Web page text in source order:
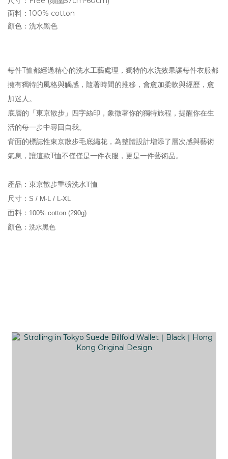
面料：100% cotton
顏色：洗水黑色
每件T恤都經過精心的洗水工藝處理，獨特的水洗效果讓每件衣服都
擁有獨特的風格與觸感，隨著時間的推移，會愈加柔軟與經歷，愈
加迷人。
底層的「東京散步」四字絲印，象徵著你的獨特旅程，提醒你在生
活的每一步中尋回自我。
背面的標誌性東京散步毛底繡花，為整體設計增添了層次感與藝術
氣息，讓這款T恤不僅僅是一件衣服，更是一件藝術品。
產品： 東京散步重磅洗水T恤
尺寸： S / M-L / L-XL
面料： 100% cotton (290g)
顏色： 洗水黑色